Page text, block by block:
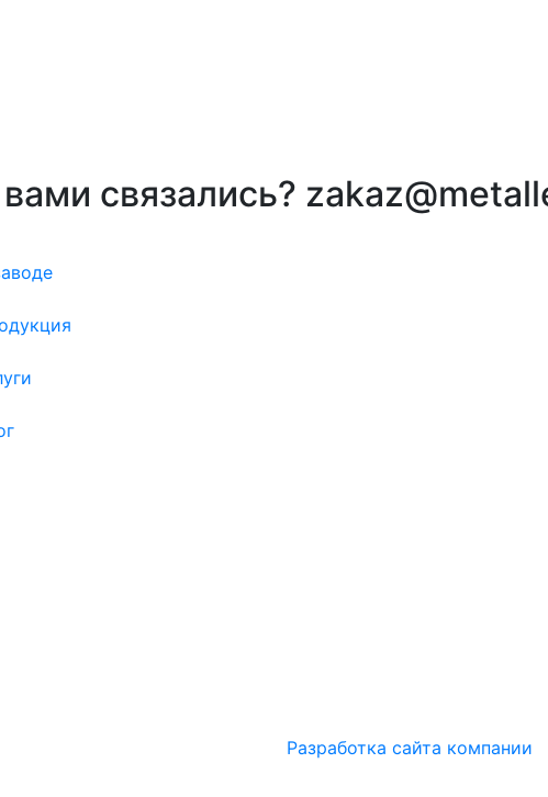
связались?
Разработка сайта компании